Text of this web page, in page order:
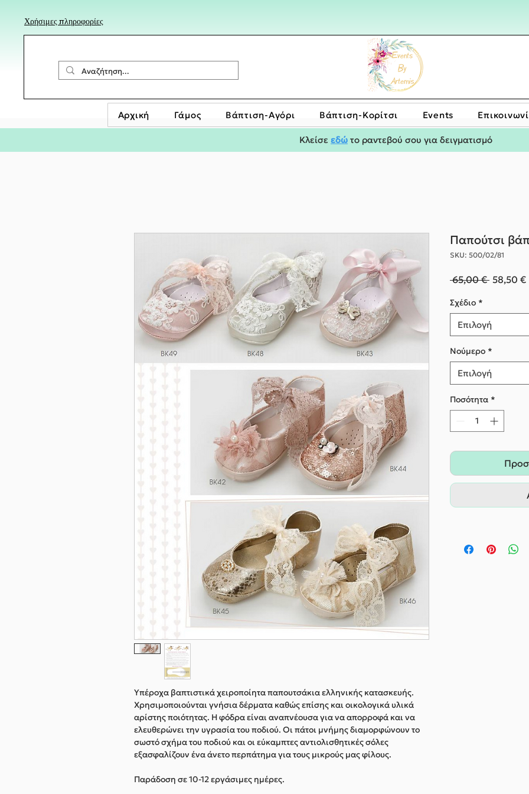
Χρήσιμες πληροφορίες
Αρχική Γάμος Βάπτιση-Αγόρι Bάπτιση-Κορίτσι Events
Κλείσε εδώ το ραντεβού σου για δειγματισμό
Υπέροχα βαπτιστικά χειροποίητα παπουτσάκια ελληνικής κατασκευής.
Χρησιμοποιούνται γνήσια δέρματα καθώς επίσης και οικολογικά υλικά
αρίστης ποιότητας. Η φόδρα είναι αναπνέουσα για να απορροφά και να
ελευθερώνει την υγρασία του ποδιού. Οι πάτοι μνήμης διαμορφώνουν το
σωστό σχήμα του ποδιού και οι εύκαμπτες αντιολισθητικές σόλες
εξασφαλίζουν ένα άνετο περπάτημα για τους μικρούς μας φίλους.
Παράδοση σε 10-12 εργάσιμες ημέρες.
Παπούτσι
SKU: 500/02/81
65,00 € Κανονική
58,50 €
Σχέδιο *
Επιλογή
Nούμερο *
Επιλογή
Ποσότητα *